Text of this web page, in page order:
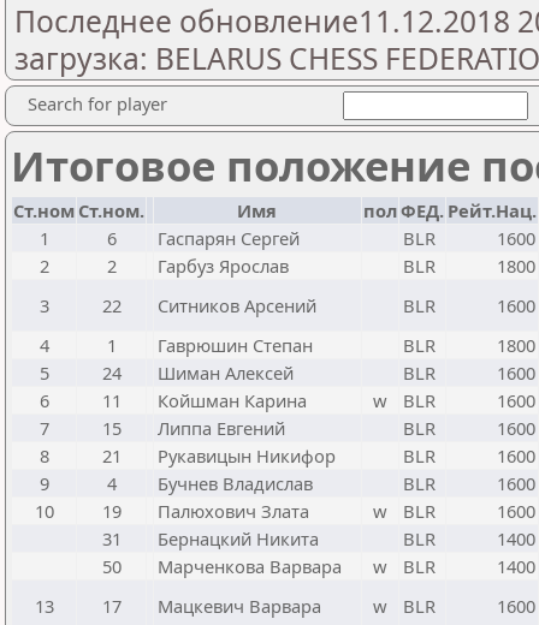
Последнее обновление11.12.2018
загрузка: BELARUS CHESS
Search for player
Итоговое положение
Ст.ном Ст.ном. Имя полФЕД. Рейт.Нац.
1
6 Гаспарян Сергей BLR
1600
2
2 Гарбуз Ярослав BLR
1800
3
22 Ситников Арсений BLR
1600
4
1 Гаврюшин Степан BLR
1800
5
24 Шиман Алексей BLR
1600
6
11 Койшман Карина w BLR
1600
7
15 Липпа Евгений BLR
1600
8
21 Рукавицын Никифор BLR
1600
9
4 Бучнев Владислав BLR
1600
10
19 Палюхович Злата w BLR
1600
31
Бернацкий Никита BLR
1400
50
Марченкова Варвара w BLR
1400
13
17 Мацкевич Варвара w BLR
1600